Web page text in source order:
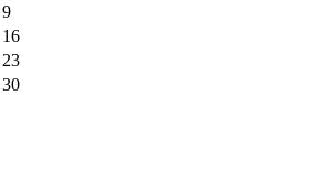
9
16
23
30